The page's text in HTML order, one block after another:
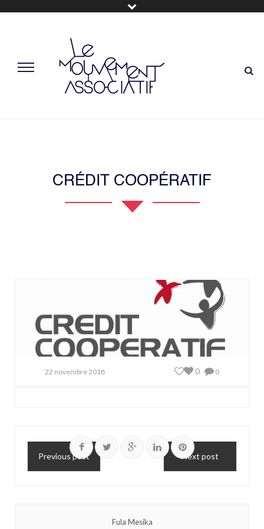
CRÉDIT COOPÉRATIF
22 novembre 2018 0
0
Previous post Next post
Fula Mesika